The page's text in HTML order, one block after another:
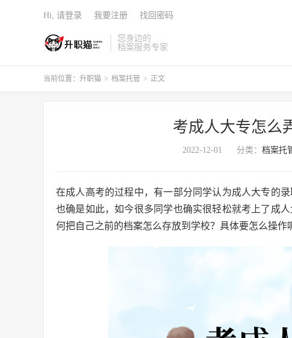
您身边的
档案服务专家
Hi, 请登录 我要注册 找回密码
当前位置： 升职猫 > 档案托管 > 正文
考成人大专怎么
2022-12-01 分类： 档案托
在成人高考的过程中，有一部分同学认为成人大专的
也确是如此，如今很多同学也确实很轻松就考上了成
何把自己之前的档案怎么存放到学校？具体要怎么操作